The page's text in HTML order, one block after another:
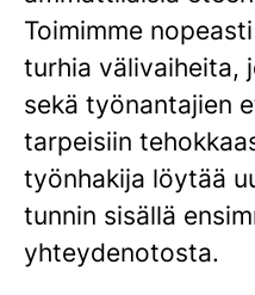
Toimimme
turhia välivaiheita,
sekä työnantajien
tarpeisiin
työnhakija löytää
tunnin sisällä
yhteydenotosta.